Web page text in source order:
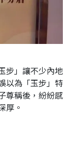
步」讓不少內地
以為「玉步」特
尊稱後，紛紛感
厚。